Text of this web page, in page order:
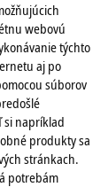
webovú
týchto
aj po
súborov
si napríklad
produkty sa
stránkach.
potrebám